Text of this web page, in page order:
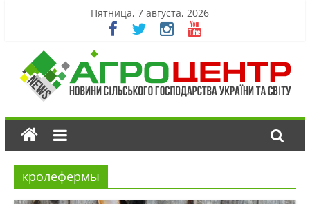
Пятница, 7 августа, 2026
кролефермы